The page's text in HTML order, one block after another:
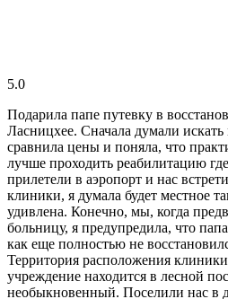
5.0
Подарила папе путевку в
Ласницхее. Сначала думали
сравнила цены и поняла, что
лучше проходить реабилитацию
прилетели в аэропорт и нас
клиники, я думала будет местное
удивлена. Конечно, мы, когда
больницу, я предупредила, что
как еще полностью не
Территория расположения
учреждение находится в лесной
необыкновенный. Поселили нас в